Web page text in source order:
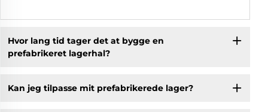
Hvor lang tid tager det at bygge en
prefabrikeret lagerhal?
Kan jeg tilpasse mit prefabrikerede lager?